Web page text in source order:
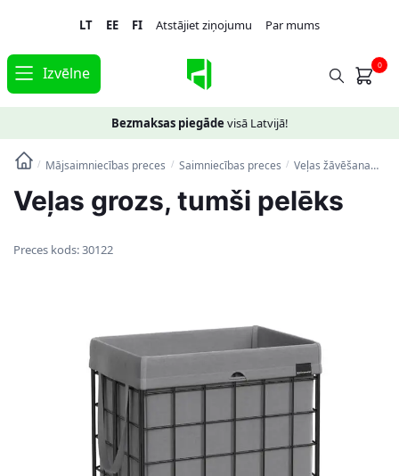
navigation
content
LT EE FI Atstājiet ziņojumu Par mums
Izvēlne 0
Bezmaksas piegāde visā Latvijā!
/ Mājsaimniecības preces / Saimniecības preces / Veļas žāvēšana
Veļas grozs, tumši pelēks
Preces kods:30122